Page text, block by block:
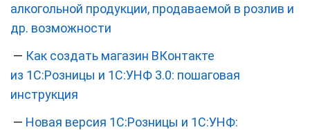
алкогольной продукции, продаваемой в розлив и
др. возможности
— Как создать магазин ВКонтакте
из 1С:Розницы и 1С:УНФ 3.0: пошаговая
инструкция
— Новая версия 1С:Розницы и 1С:УНФ: